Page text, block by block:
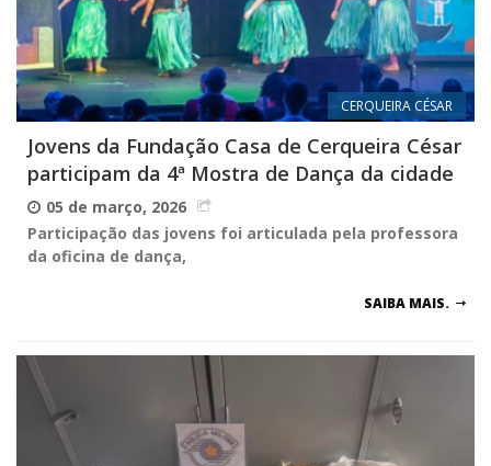
CERQUEIRA CÉSAR
Jovens da Fundação Casa de Cerqueira César
participam da 4ª Mostra de Dança da cidade
05 de março, 2026
Participação das jovens foi articulada pela professora
da oficina de dança,
SAIBA MAIS.